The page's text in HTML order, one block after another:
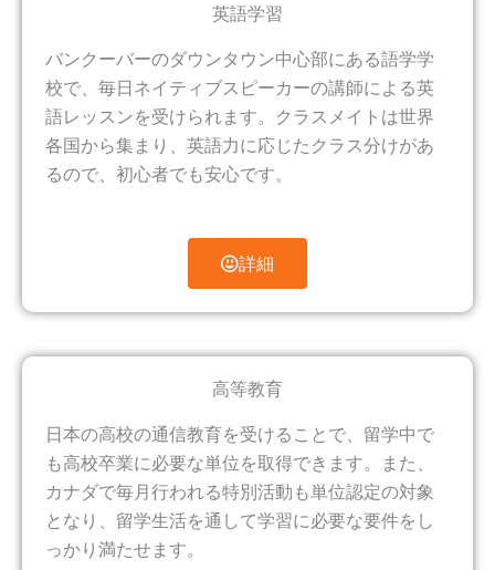
英語学習
バンクーバーのダウンタウン中心部にある語学学
校で、毎日ネイティブスピーカーの講師による英
語レッスンを受けられます。クラスメイトは世界
各国から集まり、英語力に応じたクラス分けがあ
るので、初心者でも安心です。
詳細
高等教育
日本の高校の通信教育を受けることで、留学中で
も高校卒業に必要な単位を取得できます。また、
カナダで毎月行われる特別活動も単位認定の対象
となり、留学生活を通して学習に必要な要件をし
っかり満たせます。